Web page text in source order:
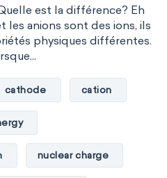
est la différence? Eh
les anions sont des ions, ils
physiques différentes.
cathode cation
nuclear charge